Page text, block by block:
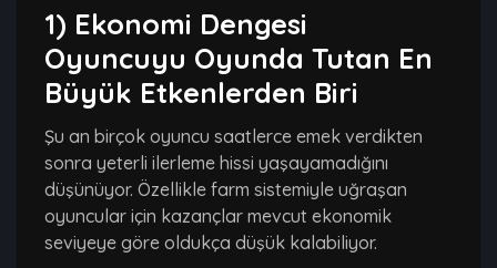
1) Ekonomi Dengesi
Oyuncuyu Oyunda Tutan En
Büyük Etkenlerden Biri
Şu an birçok oyuncu saatlerce emek verdikten
sonra yeterli ilerleme hissi yaşayamadığını
düşünüyor. Özellikle farm sistemiyle uğraşan
oyuncular için kazançlar mevcut ekonomik
seviyeye göre oldukça düşük kalabiliyor.